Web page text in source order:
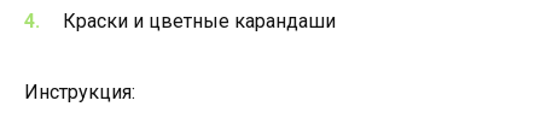
Краски и цветные карандаши
Инструкция: